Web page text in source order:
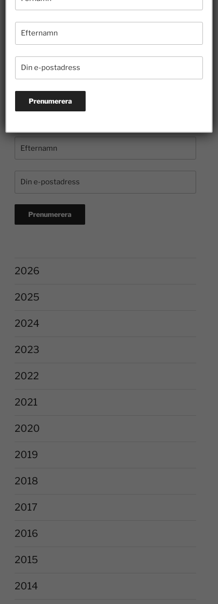
10 juli 2026
Borgvik illustrerar hur entreprenörer bidrar till
kulturen
3 juli 2026
Prenumerera på nyhetsbrevet
2026
2025
2024
2023
2022
2021
2020
2019
2018
2017
2016
2015
2014